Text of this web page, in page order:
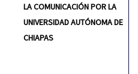
LA COMUNICACIÓN POR LA
UNIVERSIDAD AUTÓNOMA DE
CHIAPAS